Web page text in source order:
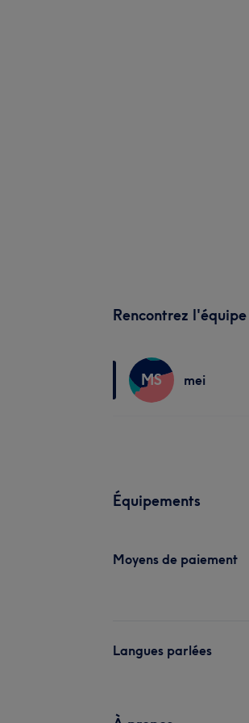
Rencontrez l'équipe
MS mei
Équipements
Moyens de paiement
Langues parlées